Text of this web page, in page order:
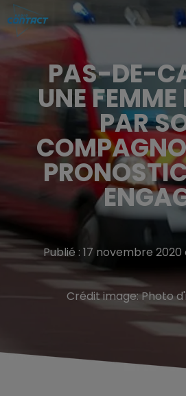
PAS-DE-
UNE FEMME
PAR
Publié : 17 novembre 2020
Crédit image:Photo